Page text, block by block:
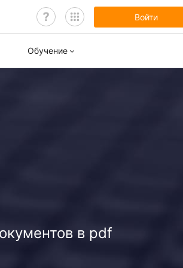
Войти
Обучение
в pdf